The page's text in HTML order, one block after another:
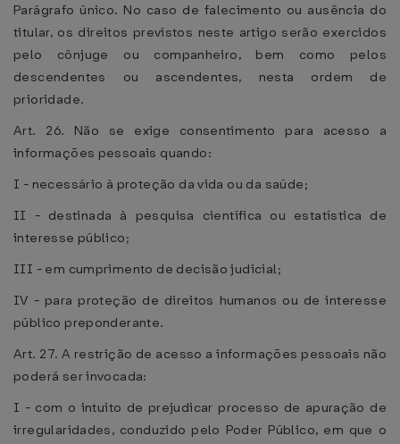
Parágrafo único. No caso de falecimento ou ausência do
titular, os direitos previstos neste artigo serão exercidos
pelo cônjuge ou companheiro, bem como pelos
descendentes ou ascendentes, nesta ordem de
prioridade.
Art. 26. Não se exige consentimento para acesso a
informações pessoais quando:
I - necessário à proteção da vida ou da saúde;
II - destinada à pesquisa científica ou estatística de
interesse público;
III - em cumprimento de decisão judicial;
IV - para proteção de direitos humanos ou de interesse
público preponderante.
Art. 27. A restrição de acesso a informações pessoais não
poderá ser invocada:
I - com o intuito de prejudicar processo de apuração de
irregularidades, conduzido pelo Poder Público, em que o